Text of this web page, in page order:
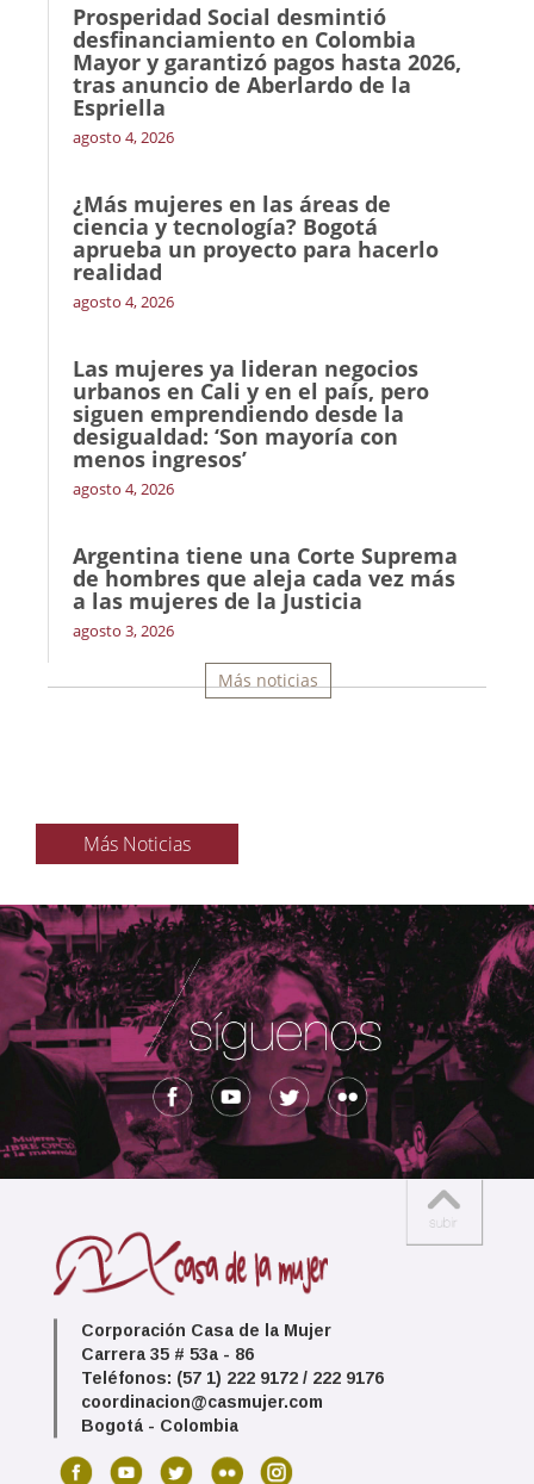
Prosperidad Social desmintió
desfinanciamiento en Colombia
Mayor y garantizó pagos hasta 2026,
tras anuncio de Aberlardo de la
Espriella
agosto 4, 2026
¿Más mujeres en las áreas de
ciencia y tecnología? Bogotá
aprueba un proyecto para hacerlo
realidad
agosto 4, 2026
Las mujeres ya lideran negocios
urbanos en Cali y en el país, pero
siguen emprendiendo desde la
desigualdad: ‘Son mayoría con
menos ingresos’
agosto 4, 2026
Argentina tiene una Corte Suprema
de hombres que aleja cada vez más
a las mujeres de la Justicia
agosto 3, 2026
Más noticias
Más Noticias
Corporación Casa de la Mujer
Carrera 35 # 53a - 86
Teléfonos: (57 1) 222 9172 / 222 9176
coordinacion@casmujer.com
Bogotá - Colombia